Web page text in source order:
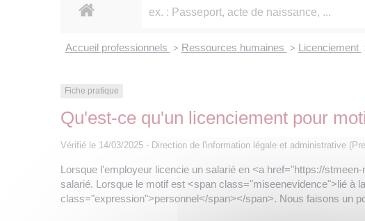
Accueil professionnels > Ressources humaines > Licenciement
Fiche pratique
Qu'est-ce qu'un licenciement pour
Vérifié le 14/03/2025 - Direction de l'information légale et administrative
Lorsque l'employeur licencie un salarié en <a href="https://
salarié. Lorsque le motif est <span class="miseenevidence">lié à
class="expression">personnel</span></span>. Nous faisons un